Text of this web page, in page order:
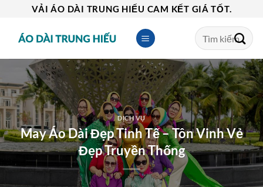
content
VẢI ÁO DÀI TRUNG HIẾU CAM KẾT GIÁ TỐT.
Tìm
kiếm:
DỊCH VỤ
May Áo Dài Đẹp Tinh Tế – Tôn Vinh Vẻ
Đẹp Truyền Thống